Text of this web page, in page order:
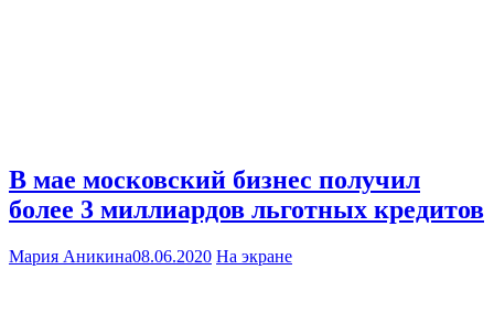
В мае московский бизнес получил
более 3 миллиардов льготных кредитов
Мария Аникина08.06.2020 На экране